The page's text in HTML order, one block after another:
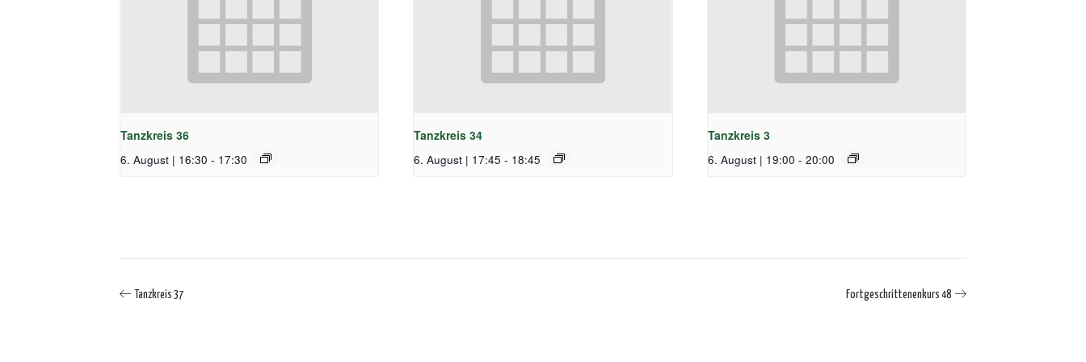
Tanzkreis 36
6. August | 16:30 - 17:30
Tanzkreis 34
6. August | 17:45 - 18:45
Tanzkreis 3
6. August | 19:00 - 20:00
Tanzkreis 37 Fortgeschrittenenkurs 48